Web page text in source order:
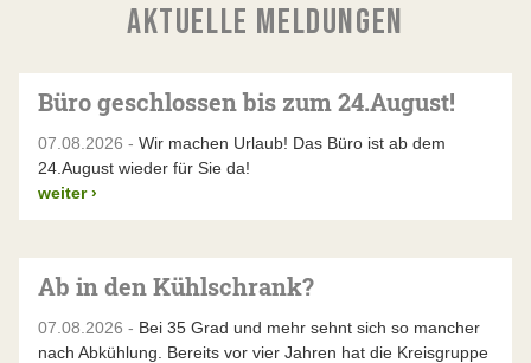
AKTUELLE MELDUNGEN
Büro geschlossen bis zum 24.August!
07.08.2026 - Wir machen Urlaub! Das Büro ist ab dem
24.August wieder für Sie da!
weiter ›
Ab in den Kühlschrank?
07.08.2026 - Bei 35 Grad und mehr sehnt sich so mancher
nach Abkühlung. Bereits vor vier Jahren hat die Kreisgruppe